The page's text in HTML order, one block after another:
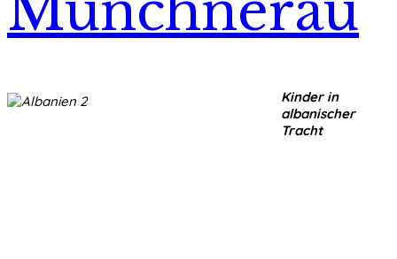
Kinder in
albanischer
Tracht